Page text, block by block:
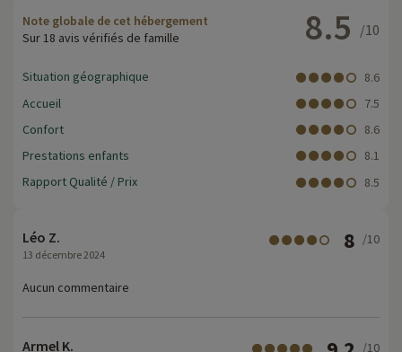
Note globale de cet hébergement
Sur 18 avis vérifiés de famille
8.5 /10
Situation géographique
8.6
Accueil
7.5
Confort
8.6
Prestations enfants
8.1
Rapport Qualité / Prix
8.5
Léo Z.
13 décembre 2024
8 /10
Aucun commentaire
Armel K. /10